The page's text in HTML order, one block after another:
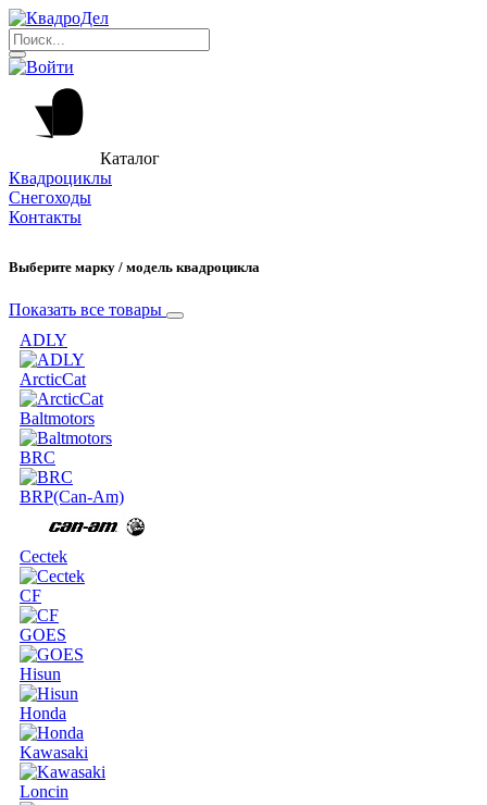
Каталог
Квадроциклы
Снегоходы
Контакты
Выберите марку / модель квадроцикла
Показать все товары
ADLY
ArcticCat
Baltmotors
BRC
BRP(Can-Am)
Cectek
CF
GOES
Hisun
Honda
Kawasaki
Loncin